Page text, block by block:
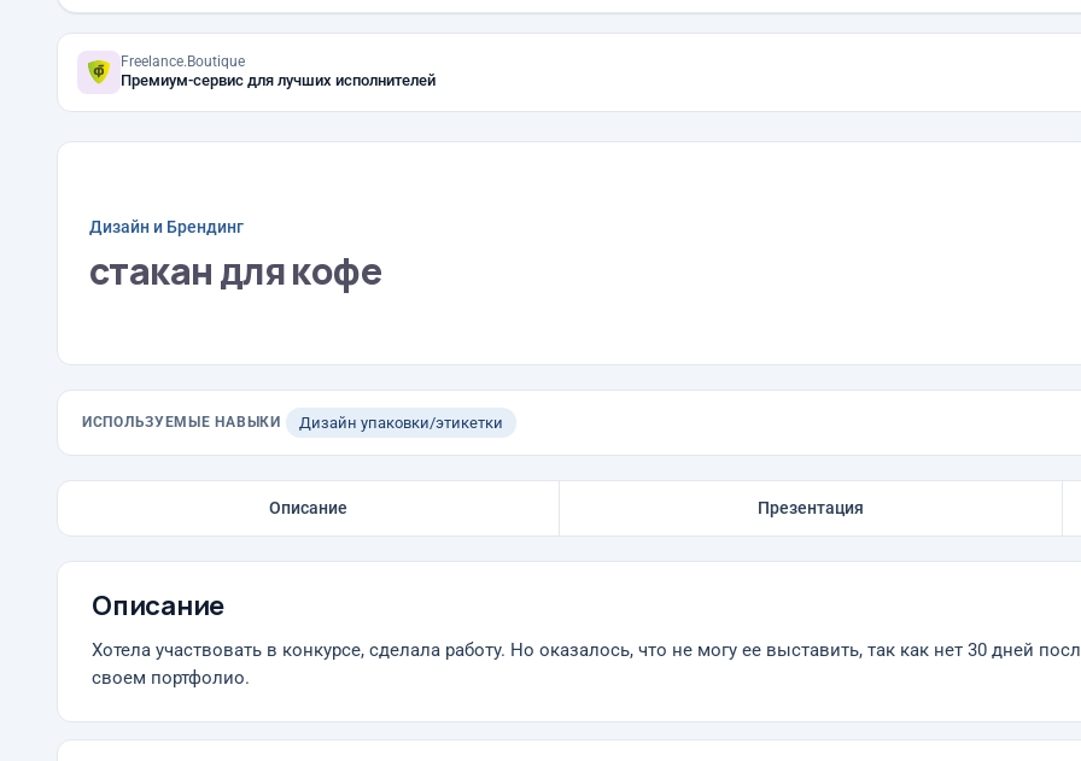
Freelance.Boutique
Премиум-сервис для лучших исполнителей
Дизайн и Брендинг
стакан для кофе
ИСПОЛЬЗУЕМЫЕ НАВЫКИ Дизайн упаковки/этикетки
Описание Презентация
Описание
Хотела участвовать в конкурсе, сделала работу. Но оказалось, что не могу ее выставить, так как нет 30 дней
своем портфолио.